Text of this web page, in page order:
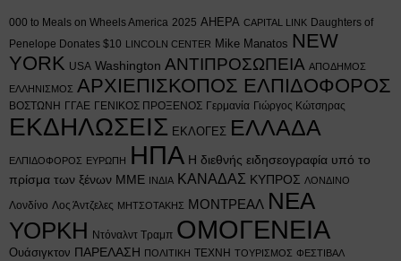
000 to Meals on Wheels America 2025 AHEPA CAPITAL LINK Daughters of
Penelope Donates $10 LINCOLN CENTER Mike Manatos NEW
YORK USA Washington ΑΝΤΙΠΡΟΣΩΠΕΙΑ ΑΠΟΔΗΜΟΣ
ΕΛΛΗΝΙΣΜΟΣ ΑΡΧΙΕΠΙΣΚΟΠΟΣ ΕΛΠΙΔΟΦΟΡΟΣ
ΒΟΣΤΩΝΗ ΓΓΑΕ ΓΕΝΙΚΟΣ ΠΡΟΞΕΝΟΣ Γερμανία Γιώργος Κώτσηρας
ΕΚΔΗΛΩΣΕΙΣ ΕΚΛΟΓΕΣ ΕΛΛΑΔΑ
ΕΛΠΙΔΟΦΟΡΟΣ ΕΥΡΩΠΗ ΗΠΑ Η διεθνής ειδησεογραφία υπό το
πρίσμα των ξένων ΜΜΕ ΙΝΔΙΑ ΚΑΝΑΔΑΣ ΚΥΠΡΟΣ ΛΟΝΔΙΝΟ
Λονδίνο Λος Άντζελες ΜΗΤΣΟΤΑΚΗΣ ΜΟΝΤΡΕΑΛ ΝΕΑ
ΥΟΡΚΗ Ντόναλντ Τραμπ ΟΜΟΓΕΝΕΙΑ
Ουάσιγκτον ΠΑΡΕΛΑΣΗ ΠΟΛΙΤΙΚΗ ΤΕΧΝΗ ΤΟΥΡΙΣΜΟΣ ΦΕΣΤΙΒΑΛ